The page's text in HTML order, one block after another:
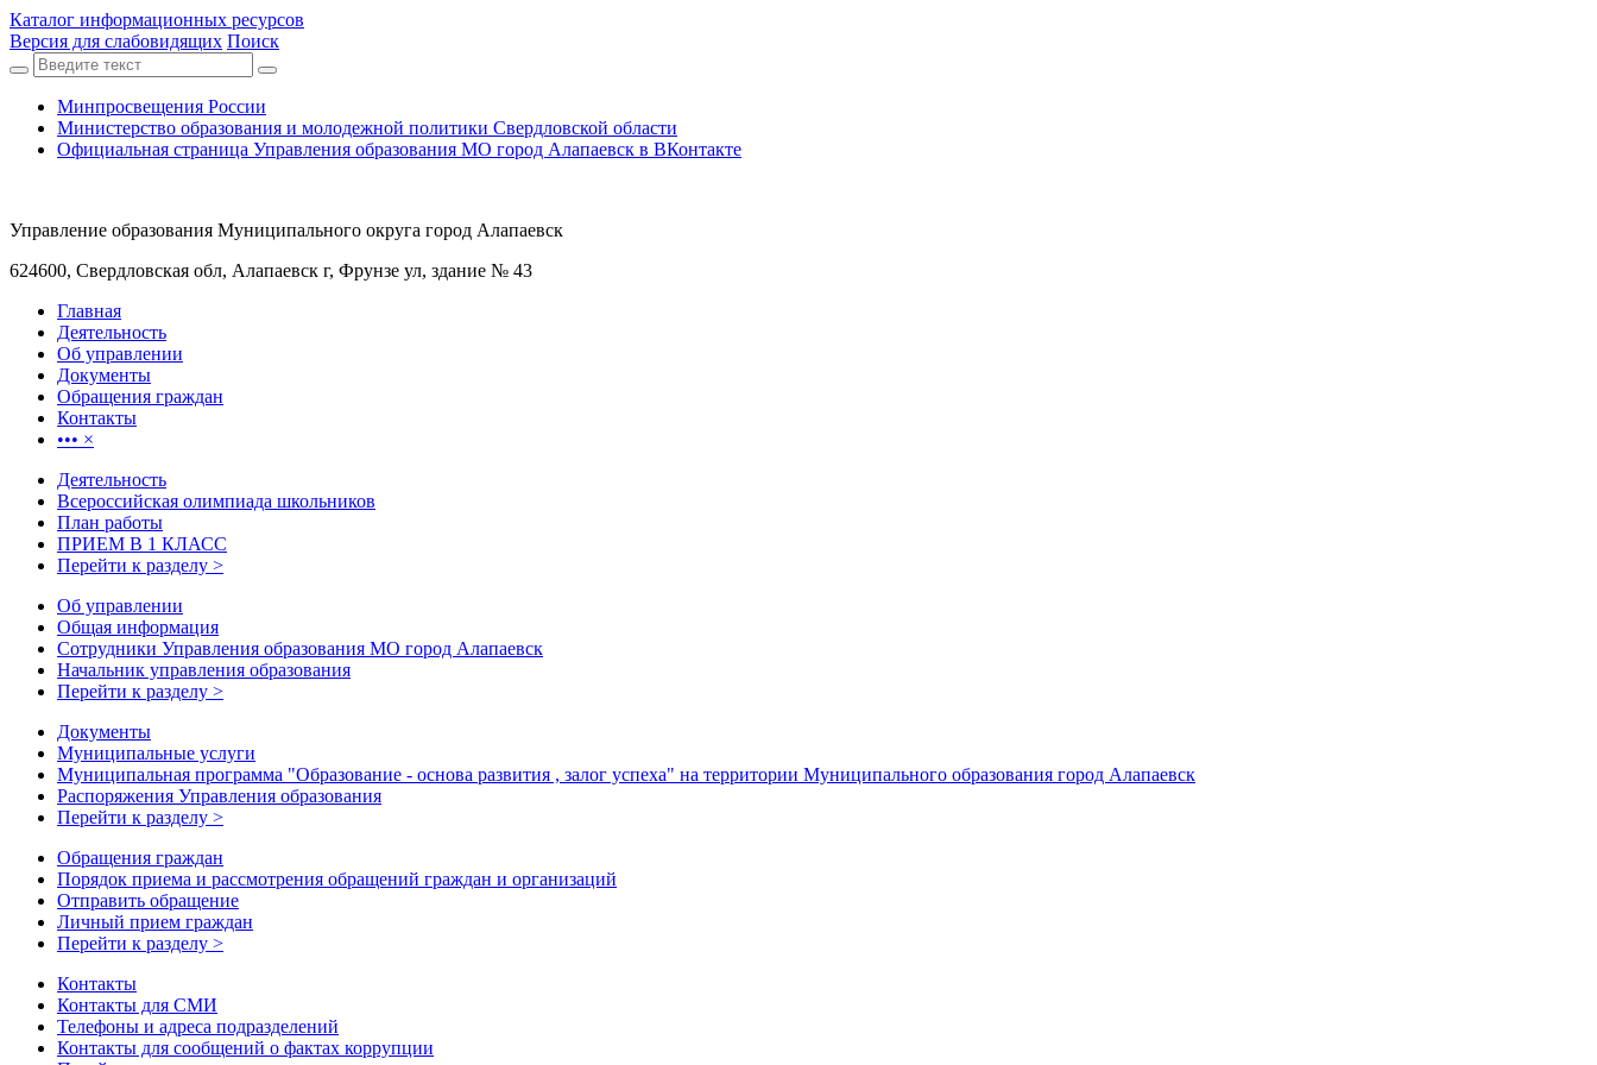
Каталог информационных ресурсов
Версия для слабовидящих Поиск
Минпросвещения России
Министерство образования и молодежной политики Свердловской области
Официальная страница Управления образования МО город Алапаевск в ВКонтакте
Управление образования Муниципального округа город Алапаевск
624600, Свердловская обл, Алапаевск г, Фрунзе ул, здание № 43
Главная
Деятельность
Об управлении
Документы
Обращения граждан
Контакты
••• ×
Деятельность
Всероссийская олимпиада школьников
План работы
ПРИЕМ В 1 КЛАСС
Перейти к разделу >
Об управлении
Общая информация
Сотрудники Управления образования МО город Алапаевск
Начальник управления образования
Перейти к разделу >
Документы
Муниципальные услуги
Муниципальная программа "Образование - основа развития , залог успеха" на территории Муниципального образования город Алапаевск
Распоряжения Управления образования
Перейти к разделу >
Обращения граждан
Порядок приема и рассмотрения обращений граждан и организаций
Отправить обращение
Личный прием граждан
Перейти к разделу >
Контакты
Контакты для СМИ
Телефоны и адреса подразделений
Контакты для сообщений о фактах коррупции